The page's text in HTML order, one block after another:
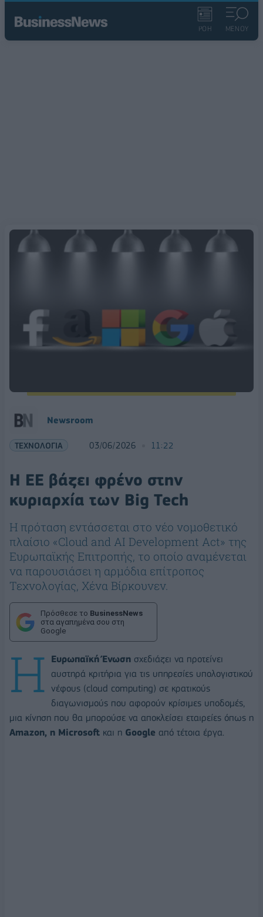
ΡΟΗ ΜΕΝΟΥ
Νewsroom
ΤΕΧΝΟΛΟΓΙΑ 03/06/2026 11:22
Η ΕΕ βάζει φρένο στην
κυριαρχία των Big Tech
Η πρόταση εντάσσεται στο νέο νομοθετικό
πλαίσιο «Cloud and AI Development Act» της
Ευρωπαϊκής Επιτροπής, το οποίο αναμένεται
να παρουσιάσει η αρμόδια επίτροπος
Τεχνολογίας, Χένα Βίρκουνεν.
Πρόσθεσε το BusinessNews
στα αγαπημένα σου στη
Google
Η Ευρωπαϊκή Ένωση σχεδιάζει να προτείνει
αυστηρά κριτήρια για τις υπηρεσίες υπολογιστικού
νέφους (cloud computing) σε κρατικούς
διαγωνισμούς που αφορούν κρίσιμες υποδομές,
μια κίνηση που θα μπορούσε να αποκλείσει εταιρείες όπως η
Amazon, η Microsoft και η Google από τέτοια έργα.